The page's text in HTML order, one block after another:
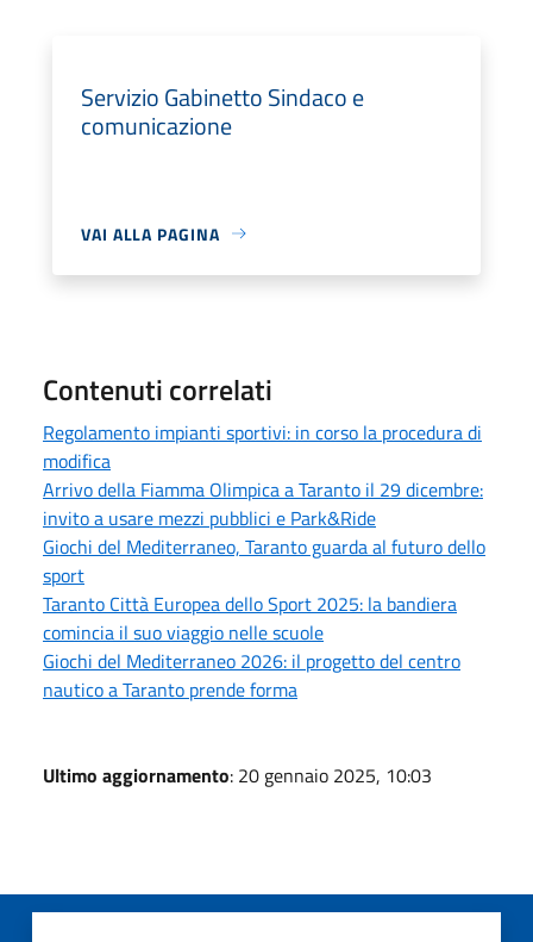
Servizio Gabinetto Sindaco e
comunicazione
VAI ALLA PAGINA
Contenuti correlati
Regolamento impianti sportivi: in corso la procedura di
modifica
Arrivo della Fiamma Olimpica a Taranto il 29 dicembre:
invito a usare mezzi pubblici e Park&Ride
Giochi del Mediterraneo, Taranto guarda al futuro dello
sport
Taranto Città Europea dello Sport 2025: la bandiera
comincia il suo viaggio nelle scuole
Giochi del Mediterraneo 2026: il progetto del centro
nautico a Taranto prende forma
Ultimo aggiornamento: 20 gennaio 2025, 10:03